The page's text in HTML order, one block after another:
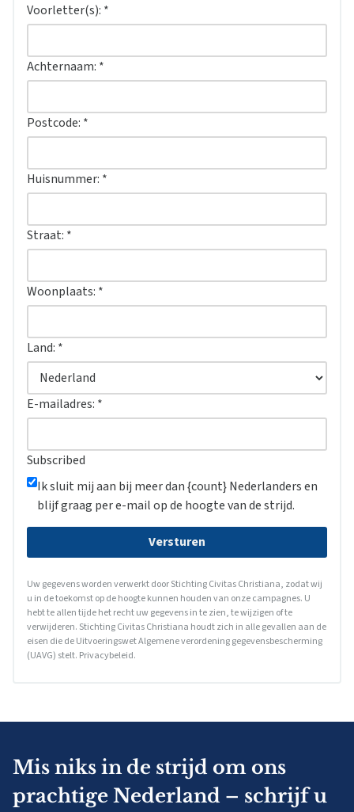
Voorletter(s): *
Achternaam: *
Postcode: *
Huisnummer: *
Straat: *
Woonplaats: *
Land: *
E-mailadres: *
Subscribed
Ik sluit mij aan bij meer dan {count} Nederlanders en
blijf graag per e-mail op de hoogte van de strijd.
Versturen
Uw gegevens worden verwerkt door Stichting Civitas Christiana, zodat wij
u in de toekomst op de hoogte kunnen houden van onze campagnes. U
hebt te allen tijde het recht uw gegevens in te zien, te wijzigen of te
verwijderen. Stichting Civitas Christiana houdt zich in alle gevallen aan de
eisen die de Uitvoeringswet Algemene verordening gegevensbescherming
(UAVG) stelt. Privacybeleid.
Mis niks in de strijd om ons
prachtige Nederland – schrijf u